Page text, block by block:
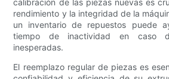
calibración de las piezas nuevas es
rendimiento y la integridad de la
un inventario de repuestos puede
tiempo de inactividad en caso
inesperadas.
El reemplazo regular de piezas es